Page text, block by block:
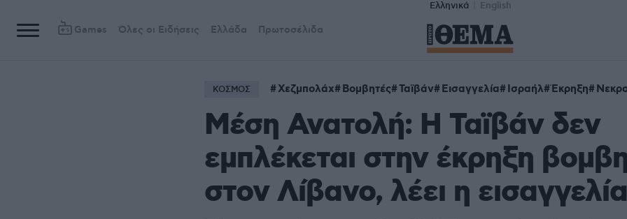
Ελληνικά English
Games Όλες οι Ειδήσεις Ελλάδα Πρωτοσέλιδα
ΚΟΣΜΟΣ Χεζμπολάχ Βομβητές Ταϊβάν Εισαγγελία Ισραήλ Έκρηξη
Μέση Ανατολή: Η Ταϊβάν δεν
εμπλέκεται στην έκρηξη
στον Λίβανο, λέει η